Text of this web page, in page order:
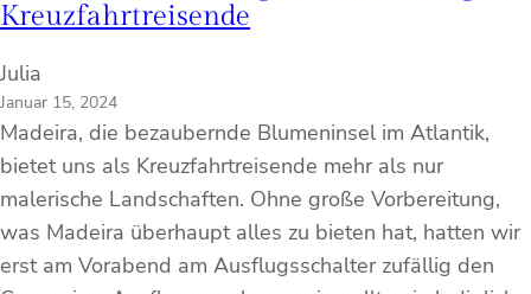
Kreuzfahrtreisende
Julia
Januar 15, 2024
Madeira, die bezaubernde Blumeninsel im Atlantik,
bietet uns als Kreuzfahrtreisende mehr als nur
malerische Landschaften. Ohne große Vorbereitung,
was Madeira überhaupt alles zu bieten hat, hatten wir
erst am Vorabend am Ausflugsschalter zufällig den